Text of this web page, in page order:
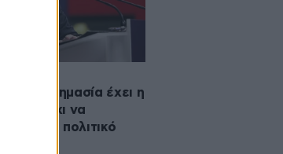
Σημασία έχει η
και όχι να
για πολιτικό